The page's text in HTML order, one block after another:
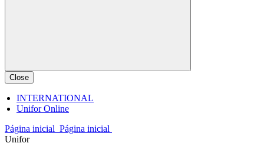
Close
INTERNATIONAL
Unifor Online
Página inicial Página inicial
Unifor